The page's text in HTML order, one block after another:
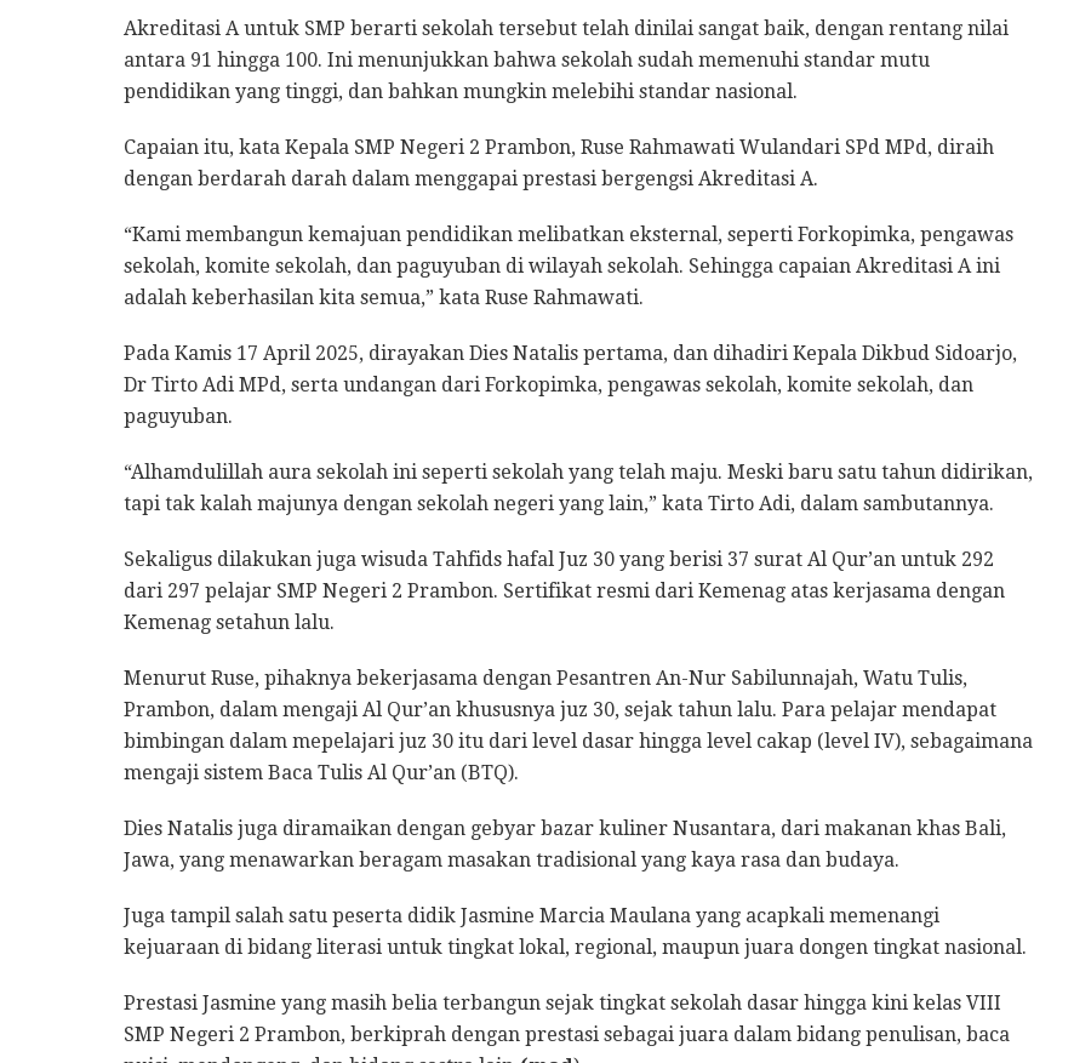
Akreditasi A untuk SMP berarti sekolah tersebut telah dinilai sangat baik, dengan rentang nilai
antara 91 hingga 100. Ini menunjukkan bahwa sekolah sudah memenuhi standar mutu
pendidikan yang tinggi, dan bahkan mungkin melebihi standar nasional.
Capaian itu, kata Kepala SMP Negeri 2 Prambon, Ruse Rahmawati Wulandari SPd MPd, diraih
dengan berdarah darah dalam menggapai prestasi bergengsi Akreditasi A.
“Kami membangun kemajuan pendidikan melibatkan eksternal, seperti Forkopimka, pengawas
sekolah, komite sekolah, dan paguyuban di wilayah sekolah. Sehingga capaian Akreditasi A ini
adalah keberhasilan kita semua,” kata Ruse Rahmawati.
Pada Kamis 17 April 2025, dirayakan Dies Natalis pertama, dan dihadiri Kepala Dikbud Sidoarjo,
Dr Tirto Adi MPd, serta undangan dari Forkopimka, pengawas sekolah, komite sekolah, dan
paguyuban.
“Alhamdulillah aura sekolah ini seperti sekolah yang telah maju. Meski baru satu tahun didirikan,
tapi tak kalah majunya dengan sekolah negeri yang lain,” kata Tirto Adi, dalam sambutannya.
Sekaligus dilakukan juga wisuda Tahfids hafal Juz 30 yang berisi 37 surat Al Qur’an untuk 292
dari 297 pelajar SMP Negeri 2 Prambon. Sertifikat resmi dari Kemenag atas kerjasama dengan
Kemenag setahun lalu.
Menurut Ruse, pihaknya bekerjasama dengan Pesantren An-Nur Sabilunnajah, Watu Tulis,
Prambon, dalam mengaji Al Qur’an khususnya juz 30, sejak tahun lalu. Para pelajar mendapat
bimbingan dalam mepelajari juz 30 itu dari level dasar hingga level cakap (level IV), sebagaimana
mengaji sistem Baca Tulis Al Qur’an (BTQ).
Dies Natalis juga diramaikan dengan gebyar bazar kuliner Nusantara, dari makanan khas Bali,
Jawa, yang menawarkan beragam masakan tradisional yang kaya rasa dan budaya.
Juga tampil salah satu peserta didik Jasmine Marcia Maulana yang acapkali memenangi
kejuaraan di bidang literasi untuk tingkat lokal, regional, maupun juara dongen tingkat nasional.
Prestasi Jasmine yang masih belia terbangun sejak tingkat sekolah dasar hingga kini kelas VIII
SMP Negeri 2 Prambon, berkiprah dengan prestasi sebagai juara dalam bidang penulisan, baca